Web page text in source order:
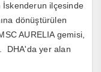
İskenderun ilçesinde
dönüştürülen
AURELIA gemisi,
DHA'da yer alan